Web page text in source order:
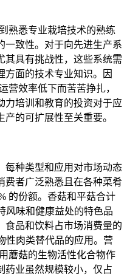
熟悉专业栽培技术的熟练
一致性。对于向先进生产系
其具有挑战性，这些系统需
方面的技术专业知识。因
营效率低下而苦苦挣扎，
力培训和教育的投资对于应
的可扩展性至关重要。
每种类型和应用对市场动态
费者广泛熟悉且在各种菜肴
的份额。香菇和平菇合计
风味和健康益处的特色品
食品和饮料占市场消费量的
性肉类替代品的应用。营
蘑菇的生物活性化合物作
药业虽然规模较小，仅占